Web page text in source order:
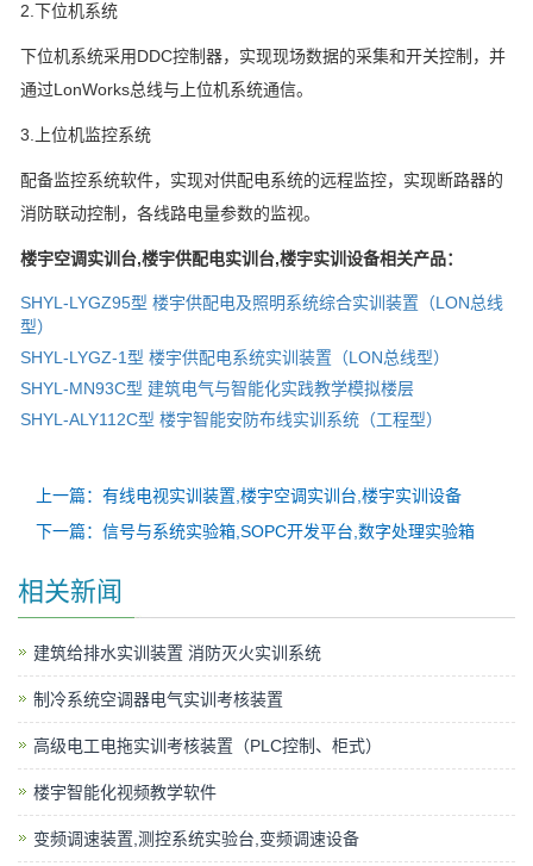
2.下位机系统
下位机系统采用DDC控制器，实现现场数据的采集和开关控制，并
通过LonWorks总线与上位机系统通信。
3.上位机监控系统
配备监控系统软件，实现对供配电系统的远程监控，实现断路器的
消防联动控制，各线路电量参数的监视。
楼宇空调实训台,楼宇供配电实训台,楼宇实训设备相关产品：
SHYL-LYGZ95型 楼宇供配电及照明系统综合实训装置（LON总线
型）
SHYL-LYGZ-1型 楼宇供配电系统实训装置（LON总线型）
SHYL-MN93C型 建筑电气与智能化实践教学模拟楼层
SHYL-ALY112C型 楼宇智能安防布线实训系统（工程型）
上一篇：有线电视实训装置,楼宇空调实训台,楼宇实训设备
下一篇：信号与系统实验箱,SOPC开发平台,数字处理实验箱
相关新闻
建筑给排水实训装置 消防灭火实训系统
制冷系统空调器电气实训考核装置
高级电工电拖实训考核装置（PLC控制、柜式）
楼宇智能化视频教学软件
变频调速装置,测控系统实验台,变频调速设备